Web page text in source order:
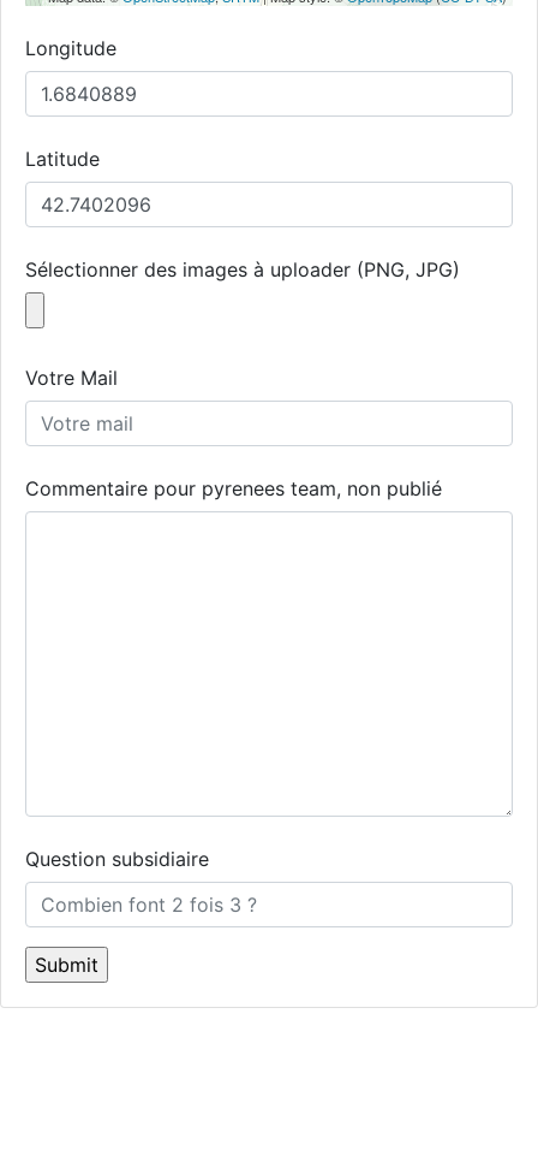
Longitude
Latitude
Sélectionner des images à uploader (PNG, JPG)
Votre Mail
Commentaire pour pyrenees team, non publié
Question subsidiaire